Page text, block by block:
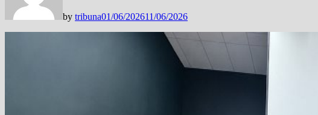
by tribuna01/06/202611/06/2026